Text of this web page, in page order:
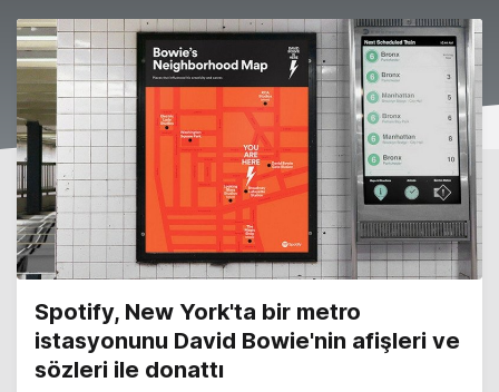
Spotify, New York'ta bir metro
istasyonunu David Bowie'nin afişleri ve
sözleri ile donattı